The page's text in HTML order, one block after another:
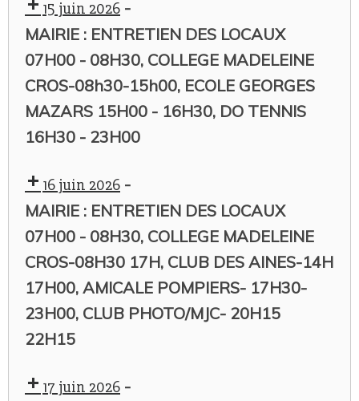
15 juin 2026 -
MAIRIE : ENTRETIEN DES LOCAUX
07H00 - 08H30, COLLEGE MADELEINE
CROS-08h30-15h00, ECOLE GEORGES
MAZARS 15H00 - 16H30, DO TENNIS
16H30 - 23H00
16 juin 2026 -
MAIRIE : ENTRETIEN DES LOCAUX
07H00 - 08H30, COLLEGE MADELEINE
CROS-08H30 17H, CLUB DES AINES-14H
17H00, AMICALE POMPIERS- 17H30-
23H00, CLUB PHOTO/MJC- 20H15
22H15
17 juin 2026 -